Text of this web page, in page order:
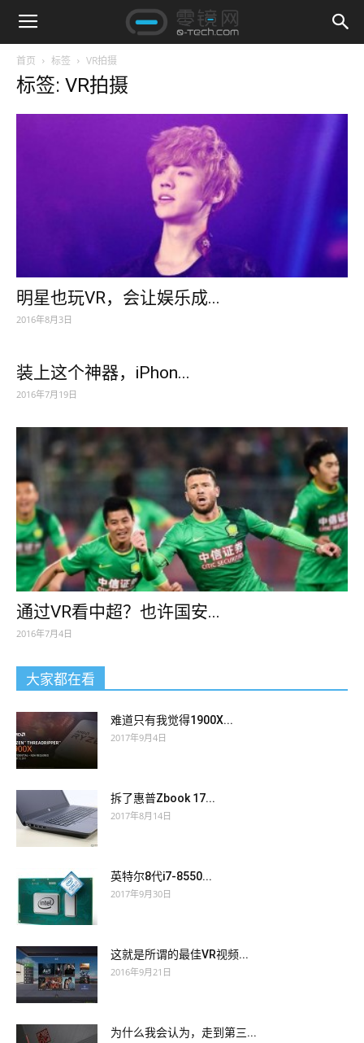
首页 标签 VR拍摄
标签: VR拍摄
明星也玩VR，会让娱乐成...
2016年8月3日
装上这个神器，iPhon...
2016年7月19日
通过VR看中超？也许国安...
2016年7月4日
大家都在看
难道只有我觉得1900X...
2017年9月4日
拆了惠普Zbook 17...
2017年8月14日
英特尔8代i7-8550...
2017年9月30日
这就是所谓的最佳VR视频...
2016年9月21日
为什么我会认为，走到第三...